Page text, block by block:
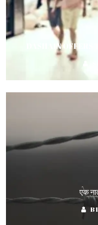
DASHAIN
एक